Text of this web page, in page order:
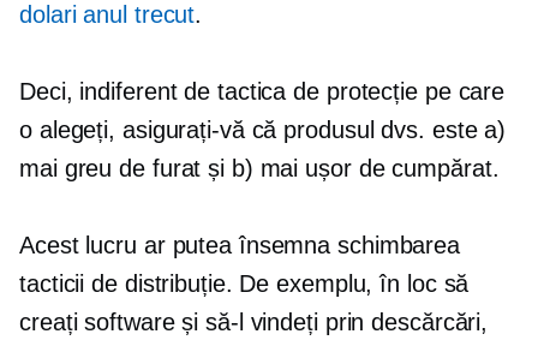
dolari anul trecut.
Deci, indiferent de tactica de protecție pe care
o alegeți, asigurați-vă că produsul dvs. este a)
mai greu de furat și b) mai ușor de cumpărat.
Acest lucru ar putea însemna schimbarea
tacticii de distribuție. De exemplu, în loc să
creați software și să-l vindeți prin descărcări,